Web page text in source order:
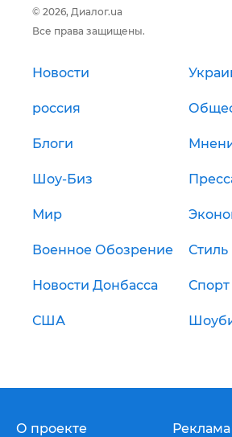
© 2026, Диалог.ua
Все права защищены.
Новости
россия
Блоги
Шоу-Биз
Мир
Военное Обозрение Стиль
Новости Донбасса Спорт
США
О проекте Реклама